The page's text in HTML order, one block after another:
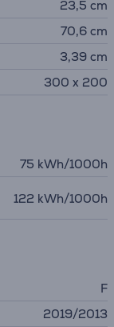
23,5 cm
70,6 cm
3,39 cm
300 x 200
75 kWh/1000h
122 kWh/1000h
F
2019/2013